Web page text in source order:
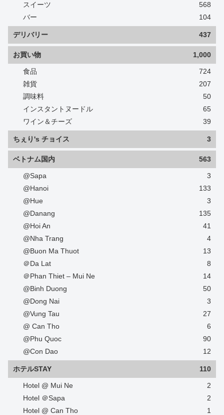
スイーツ
568
バー
104
デリバリー 437
お買い物 1,000
食品
724
雑貨
207
調味料
50
インスタントヌードル
65
ワイン＆チーズ
39
ちぇり's チョイス 3
ベトナム国内 563
@Sapa
3
@Hanoi
133
@Hue
3
@Danang
135
@Hoi An
41
@Nha Trang
4
@Buon Ma Thuot
13
＠Da Lat
8
＠Phan Thiet – Mui Ne
14
@Binh Duong
50
@Dong Nai
3
@Vung Tau
27
@ Can Tho
6
@Phu Quoc
90
@Con Dao
12
ホテルSTAY 110
Hotel @ Mui Ne
2
Hotel ＠Sapa
2
Hotel @ Can Tho
1